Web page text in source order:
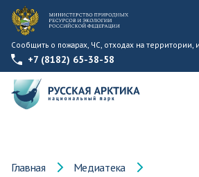
Сообщить о пожарах, ЧС, отходах на территории,
+7 (8182) 65-38-58
Главная Медиатека